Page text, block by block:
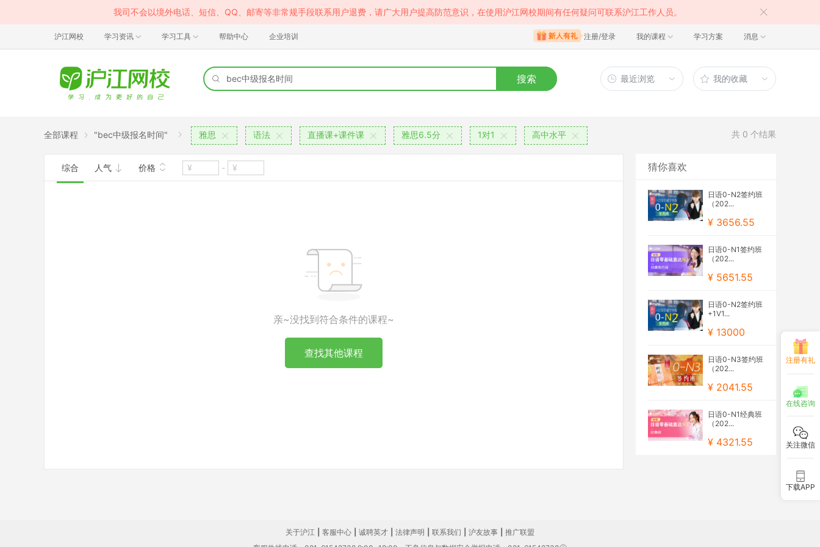
我司不会以境外电话、短信、QQ、邮寄等非常规手段联系用户退费，请广大用户提高防范意识，在使用沪江网校期间有任何疑问可联系沪江工作人员。
沪江网校 学习资讯 学习工具 帮助中心 企业培训 注册/登录 我的课程 学习方案 消息
搜索 最近浏览 我的收藏
全部课程 "bec中级报名时间" 雅思 语法 直播课+课件课 雅思6.5分 1对1 高中水平 共 0 个结果
综合 人气 价格 -
亲~没找到符合条件的课程~
查找其他课程
猜你喜欢
日语0-N2签约班
（202...
¥ 3656.55
日语0-N1签约班
（202...
¥ 5651.55
日语0-N2签约班
+1V1...
¥ 13000
日语0-N3签约班
（202...
¥ 2041.55
日语0-N1经典班
（202...
¥ 4321.55
注册有礼
在线咨询
关注微信
下载APP
关于沪江 客服中心 诚聘英才 法律声明 联系我们 沪友故事
推广联盟